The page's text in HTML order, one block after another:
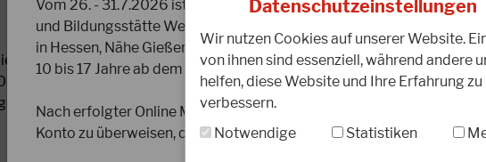
Datenschutzeinstellungen
Wir nutzen Cookies auf unserer Website.
von ihnen sind essenziell, während andere
helfen, diese Website und Ihre Erfahrung zu
verbessern.
Notwendige
Statistiken
zweite Ausgabe des
ist jetzt online und
werden.
Meinung zählt!
Liebe Karateka, für das Jahr 2027
der Gasshuku e.V., das Gasshuku auf der
wunderschönen Nordseeinsel Föhr
stattfinden zu lassen!
Vom 26. - 31.7.2026 ist es wieder so weit: Unser DJKB
und Bildungsstätte Wetzlar
in Hessen, Nähe Gießen statt. Teilnehmen können Kinder und
10 bis 17 Jahre ab dem 7. Kyu. Betreuer melden sich bitte ebenfalls
Nach erfolgter Online Meldung bitten wir die Teilnehmergebühr
Konto zu überweisen, damit der Platz sicher ist.